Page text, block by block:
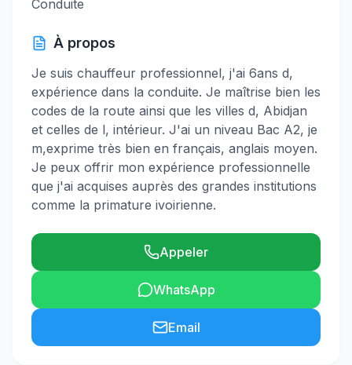
Conduite
À propos
Je suis chauffeur professionnel, j'ai 6ans d,
expérience dans la conduite. Je maîtrise bien les
codes de la route ainsi que les villes d, Abidjan
et celles de l, intérieur. J'ai un niveau Bac A2, je
m,exprime très bien en français, anglais moyen.
Je peux offrir mon expérience professionnelle
que j'ai acquises auprès des grandes institutions
comme la primature ivoirienne.
Appeler
WhatsApp
Email